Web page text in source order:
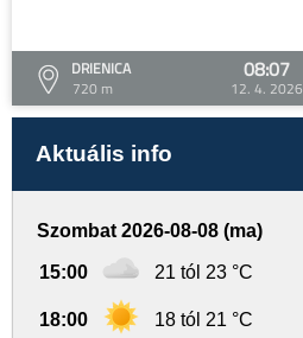
DRIENICA
720 m
08:07
12. 4. 2026
Aktuális info
Szombat 2026-08-08 (ma)
15:00 21 tól 23 °C
18:00 18 tól 21 °C